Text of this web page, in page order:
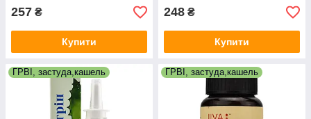
257 ₴
Купити
248 ₴
Купити
ГРВІ, застуда,кашель ГРВІ, застуда,кашель